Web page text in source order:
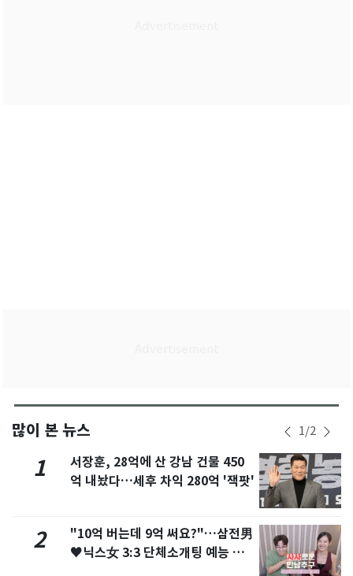
많이 본 뉴스 1/2
1
서장훈, 28억에 산 강남 건물 450
억 내놨다…세후 차익 280억 '잭팟'
2
"10억 버는데 9억 써요?"…삼전男
♥닉스女 3:3 단체소개팅 예능 화